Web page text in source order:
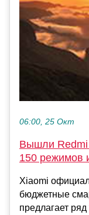
06:00, 25 Окт
Вышли Redmi
150 режимов
Xiaomi
бюджетные
предлагает